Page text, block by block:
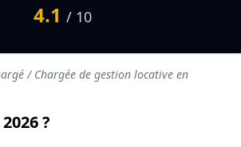
4.1/ 10
/ Chargée de gestion locative en
?